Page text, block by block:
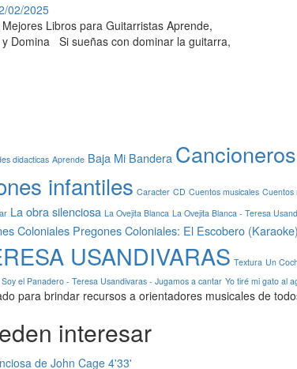
02/2025
Libros para Guitarristas Aprende,
y Domina Si sueñas con dominar la guitarra,
didacticas Aprende Baja Mi Bandera Cancioneros
infantiles Caracter CD Cuentos musicales Cuentos
La obra silenciosa La Ovejita Blanca La Ovejita Blanca - Teresa
Coloniales Pregones Coloniales: El Escobero (Karaoke)
USANDIVARAS Textura Un
Soy el Panadero - Teresa Usandivaras - Jugamos a cantar Yo tiré mi gato al
para brindar recursos a orientadores musicales de
interesar